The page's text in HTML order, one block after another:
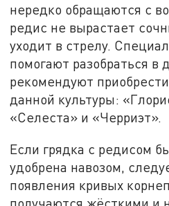
нередко обращаются с
редис не вырастает
уходит в стрелу.
помогают разобраться в
рекомендуют
данной культуры:
«Селеста» и «Черриэт».
Если грядка с редисом
удобрена навозом,
появления кривых
получаются жёсткими и